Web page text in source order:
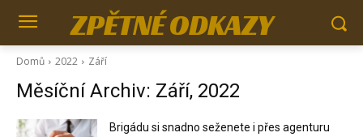
ZPĚTNÉ ODKAZY
Domů 2022 Září
Měsíční Archiv: Září, 2022
Brigádu si snadno seženete i přes agenturu